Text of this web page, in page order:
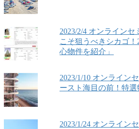
2023/2/4 オンライン
こそ狙うべきシカゴ
心物件を紹介」
2023/1/10 オンライン
ースト海目の前！特選
2023/1/24 オンライン